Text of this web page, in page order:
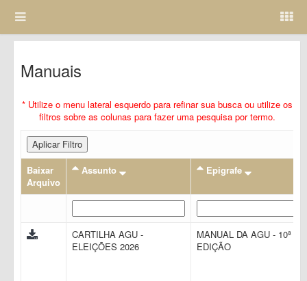
Manuais
* Utilize o menu lateral esquerdo para refinar sua busca ou utilize os
filtros sobre as colunas para fazer uma pesquisa por termo.
Aplicar Filtro
Baixar
Arquivo
Assunto Epigrafe
CARTILHA AGU -
ELEIÇÕES 2026
MANUAL DA AGU - 10ª
EDIÇÃO